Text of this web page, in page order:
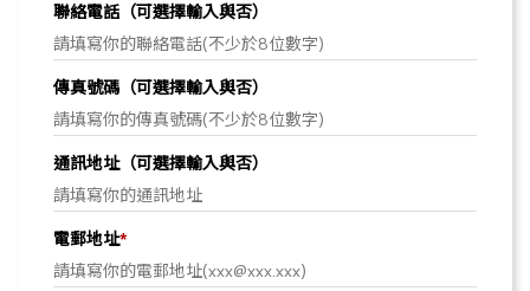
聯絡電話（可選擇輸入與否）
傳真號碼（可選擇輸入與否）
通訊地址（可選擇輸入與否）
電郵地址*